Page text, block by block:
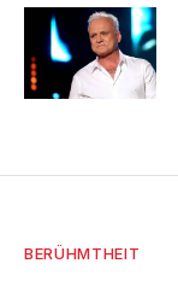
BERÜHMTHEIT